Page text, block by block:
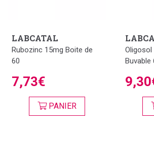
LABCATAL
Rubozinc 15mg Boite de
60
7,73€
PANIER
Oligosol
Buvable